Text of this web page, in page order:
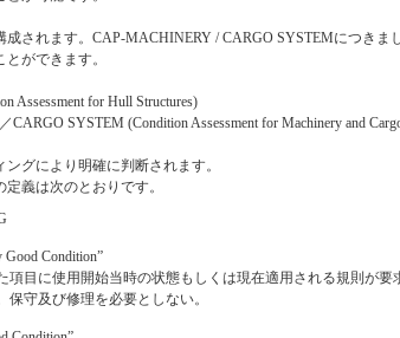
成されます。CAP-MACHINERY / CARGO SYSTEMにつき
ができます。
Assessment for Hull Structures)
CARGO SYSTEM (Condition Assessment for Machinery and
グにより明確に判断されます。
義は次のとおりです。
Good Condition”
項目に使用開始当時の状態もしくは現在適用される規則が
保守及び修理を必要としない。